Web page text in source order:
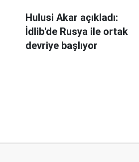
Hulusi Akar açıkladı:
İdlib'de Rusya ile ortak
devriye başlıyor